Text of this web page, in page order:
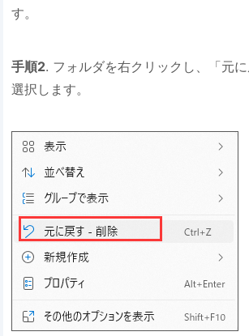
す。
手順2. フォルダを右クリックし、「元
選択します。